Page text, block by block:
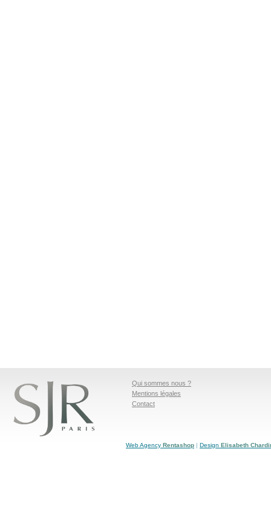
Qui sommes nous ?
Mentions légales
Contact
Web Agency Rentashop | Design Elisabeth